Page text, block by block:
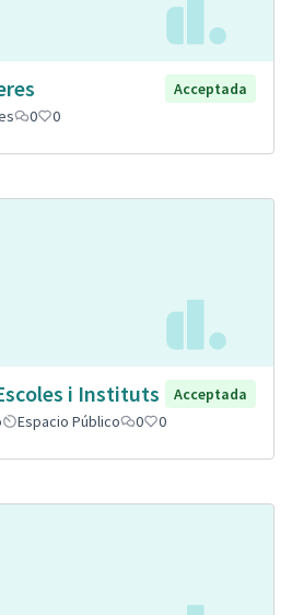
Acceptada
0 0
i Instituts
Acceptada
Espacio Público 0 0